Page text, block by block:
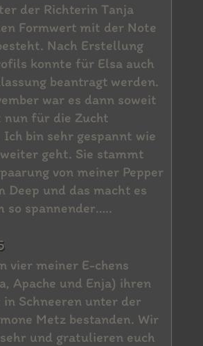
der Richterin Tanja
Formwert mit der Note
Nach Erstellung
konnte für Elsa auch
beantragt werden.
war es dann soweit
nun für die Zucht
Ich bin sehr gespannt wie
geht. Sie stammt
von meiner Pepper
Deep und das macht es
so spannender…..
vier meiner E-chens
Apache und Enja) ihren
in Schneeren unter der
Metz bestanden. Wir
und gratulieren euch